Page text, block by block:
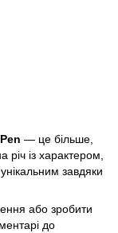
— це більше,
із характером,
завдяки
або зробити
до